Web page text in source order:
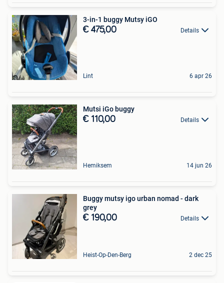
3-in-1 buggy Mutsy iGO
€ 475,00 Details
Lint 6 apr 26
Mutsi iGo buggy
€ 110,00 Details
Hemiksem 14 jun 26
Buggy mutsy igo urban nomad - dark
grey
€ 190,00 Details
Heist-Op-Den-Berg 2 dec 25